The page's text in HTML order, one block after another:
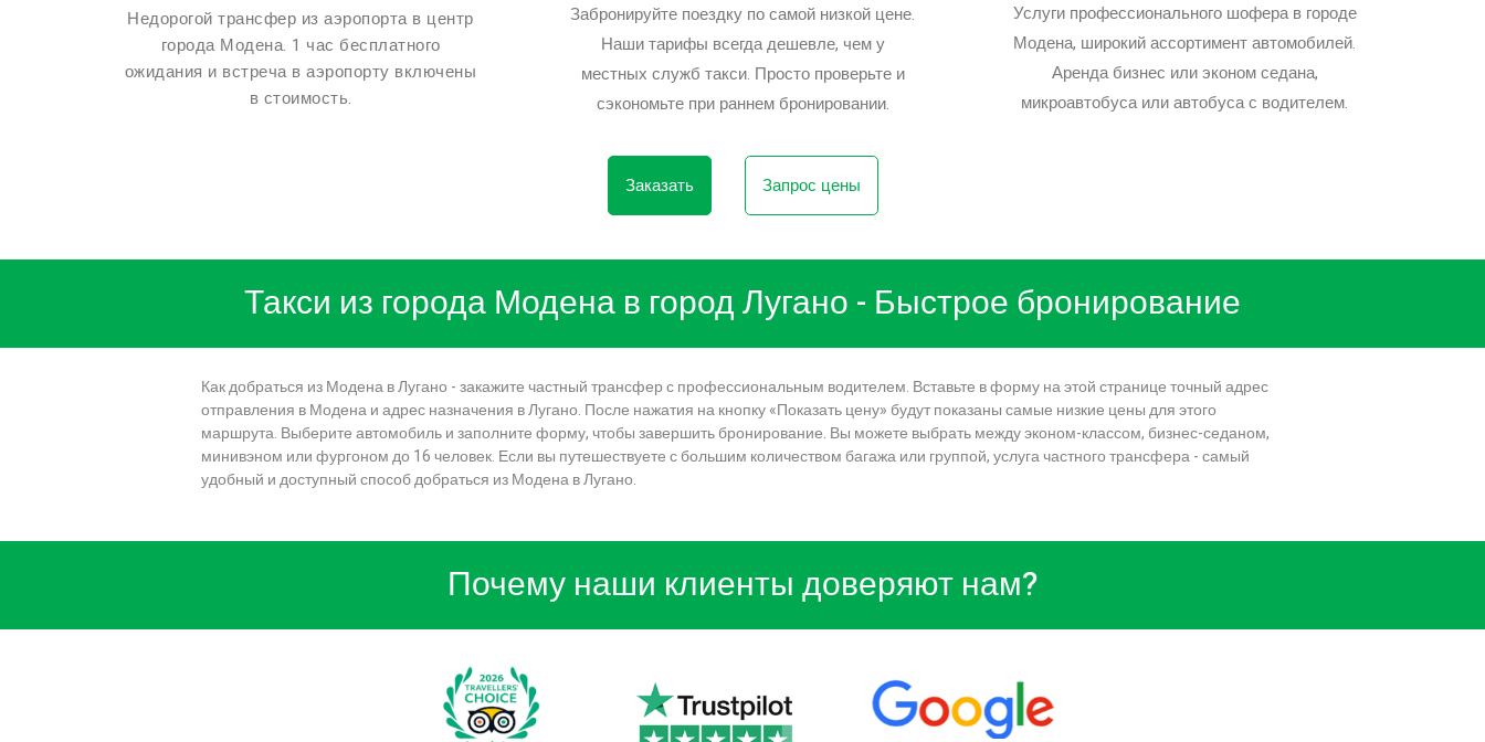
Недорогой трансфер из аэропорта в центр
города Модена. 1 час бесплатного
ожидания и встреча в аэропорту включены
в стоимость.
Забронируйте поездку по самой низкой цене.
Наши тарифы всегда дешевле, чем у
местных служб такси. Просто проверьте и
сэкономьте при раннем бронировании.
Услуги профессионального шофера в городе
Модена, широкий ассортимент автомобилей.
Аренда бизнес или эконом седана,
микроавтобуса или автобуса с водителем.
Заказать Запрос цены
Такси из города Модена в город Лугано - Быстрое бронирование
Как добраться из Модена в Лугано - закажите частный трансфер с профессиональным водителем. Вставьте в форму на этой странице точный адрес
отправления в Модена и адрес назначения в Лугано. После нажатия на кнопку «Показать цену» будут показаны самые низкие цены для этого
маршрута. Выберите автомобиль и заполните форму, чтобы завершить бронирование. Вы можете выбрать между эконом-классом, бизнес-седаном,
минивэном или фургоном до 16 человек. Если вы путешествуете с большим количеством багажа или группой, услуга частного трансфера - самый
удобный и доступный способ добраться из Модена в Лугано.
Почему наши клиенты доверяют нам?